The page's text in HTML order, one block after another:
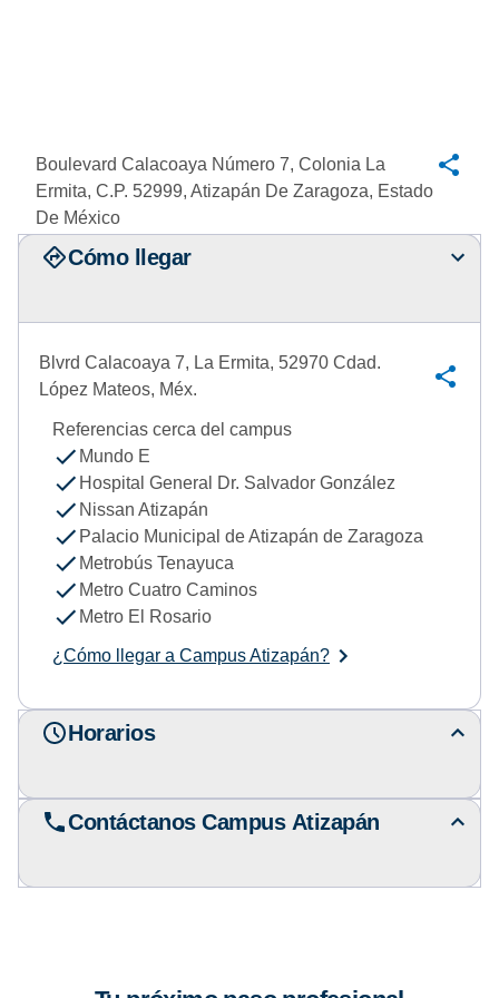
Boulevard Calacoaya Número 7, Colonia La
Ermita, C.P. 52999, Atizapán De Zaragoza, Estado
De México
Cómo llegar
Blvrd Calacoaya 7, La Ermita, 52970 Cdad.
López Mateos, Méx.
Referencias cerca del campus
Mundo E
Hospital General Dr. Salvador González
Nissan Atizapán
Palacio Municipal de Atizapán de Zaragoza
Metrobús Tenayuca
Metro Cuatro Caminos
Metro El Rosario
¿Cómo llegar a Campus Atizapán?
Horarios
Contáctanos Campus Atizapán